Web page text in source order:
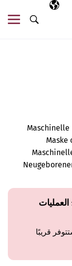
اللغة المختارة
AR
البحث
Maske
قريبًا